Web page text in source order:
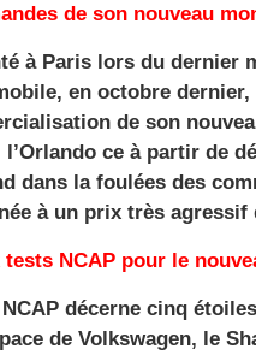
de son nouveau
à Paris lors du dernier
en octobre
de son
l’Orlando ce à partir de
dans la foulées des
à un prix très agressif
NCAP pour le
NCAP décerne cinq
de Volkswagen, le